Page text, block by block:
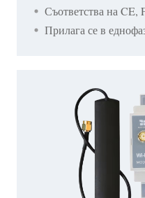
Съответства на CE,
Прилага се в